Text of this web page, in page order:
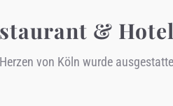
&
von Köln wurde